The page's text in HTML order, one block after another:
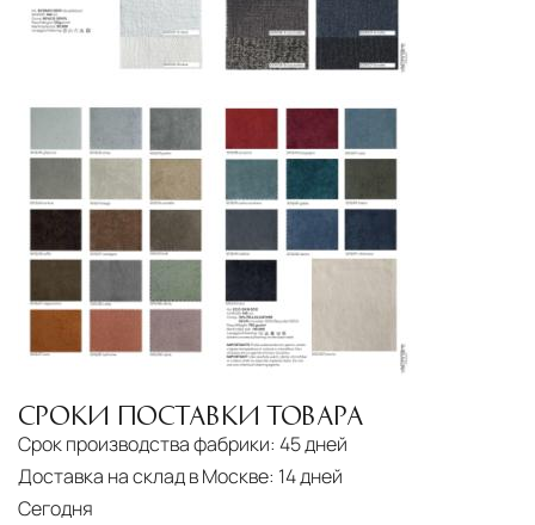
СРОКИ ПОСТАВКИ ТОВАРА
Срок производства фабрики: 45 дней
Доставка на склад в Москве: 14 дней
Сегодня